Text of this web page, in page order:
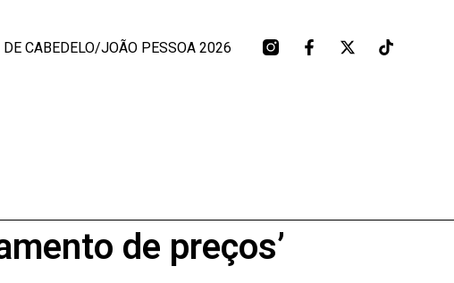
CABEDELO/JOÃO PESSOA 2026
de preços’